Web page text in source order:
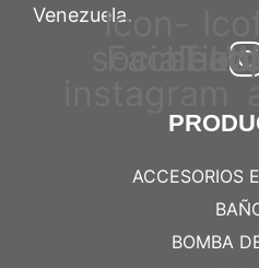
Venezuela.Icon-
ACCESORIOS
BOMBA